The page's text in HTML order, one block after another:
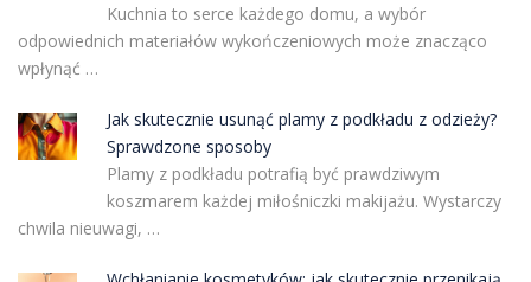
Kuchnia to serce każdego domu, a wybór
odpowiednich materiałów wykończeniowych może znacząco
wpłynąć …
Jak skutecznie usunąć plamy z podkładu z odzieży?
Sprawdzone sposoby
Plamy z podkładu potrafią być prawdziwym
koszmarem każdej miłośniczki makijażu. Wystarczy
chwila nieuwagi, …